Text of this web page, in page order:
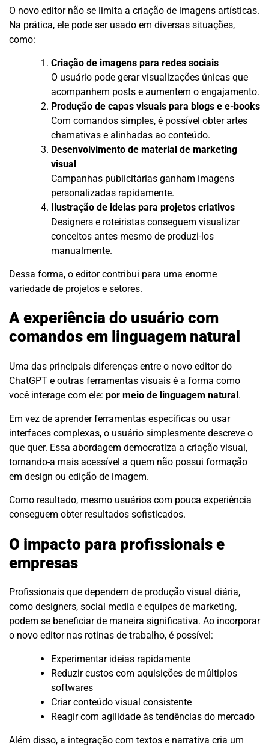
O novo editor não se limita a criação de imagens artísticas.
Na prática, ele pode ser usado em diversas situações,
como:
Criação de imagens para redes sociais
O usuário pode gerar visualizações únicas que
acompanhem posts e aumentem o engajamento.
Produção de capas visuais para blogs e e-books
Com comandos simples, é possível obter artes
chamativas e alinhadas ao conteúdo.
Desenvolvimento de material de marketing
visual
Campanhas publicitárias ganham imagens
personalizadas rapidamente.
Ilustração de ideias para projetos criativos
Designers e roteiristas conseguem visualizar
conceitos antes mesmo de produzi-los
manualmente.
Dessa forma, o editor contribui para uma enorme
variedade de projetos e setores.
A experiência do usuário com
comandos em linguagem natural
Uma das principais diferenças entre o novo editor do
ChatGPT e outras ferramentas visuais é a forma como
você interage com ele: por meio de linguagem natural.
Em vez de aprender ferramentas específicas ou usar
interfaces complexas, o usuário simplesmente descreve o
que quer. Essa abordagem democratiza a criação visual,
tornando-a mais acessível a quem não possui formação
em design ou edição de imagem.
Como resultado, mesmo usuários com pouca experiência
conseguem obter resultados sofisticados.
O impacto para profissionais e
empresas
Profissionais que dependem de produção visual diária,
como designers, social media e equipes de marketing,
podem se beneficiar de maneira significativa. Ao incorporar
o novo editor nas rotinas de trabalho, é possível:
Experimentar ideias rapidamente
Reduzir custos com aquisições de múltiplos
softwares
Criar conteúdo visual consistente
Reagir com agilidade às tendências do mercado
Além disso, a integração com textos e narrativa cria um